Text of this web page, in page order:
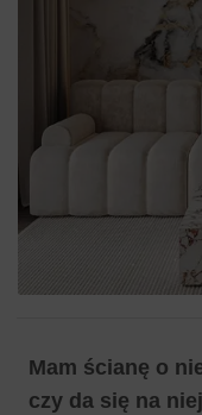
Mam ścianę o
czy da się na